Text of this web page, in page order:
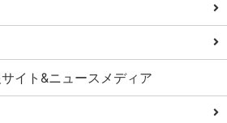
イト&ニュースメディア